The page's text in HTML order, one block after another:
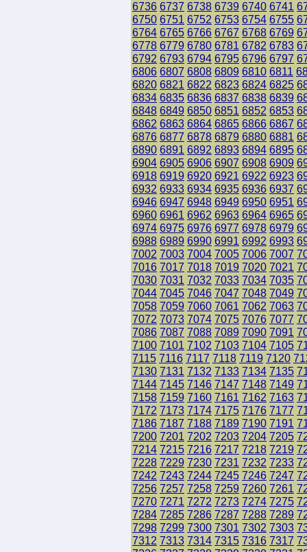
6736 6737 6738 6739 6740 6741
6750 6751 6752 6753 6754 6755
6764 6765 6766 6767 6768 6769
6778 6779 6780 6781 6782 6783
6792 6793 6794 6795 6796 6797
6806 6807 6808 6809 6810 6811
6820 6821 6822 6823 6824 6825
6834 6835 6836 6837 6838 6839
6848 6849 6850 6851 6852 6853
6862 6863 6864 6865 6866 6867
6876 6877 6878 6879 6880 6881
6890 6891 6892 6893 6894 6895
6904 6905 6906 6907 6908 6909
6918 6919 6920 6921 6922 6923
6932 6933 6934 6935 6936 6937
6946 6947 6948 6949 6950 6951
6960 6961 6962 6963 6964 6965
6974 6975 6976 6977 6978 6979
6988 6989 6990 6991 6992 6993
7002 7003 7004 7005 7006 7007
7016 7017 7018 7019 7020 7021
7030 7031 7032 7033 7034 7035
7044 7045 7046 7047 7048 7049
7058 7059 7060 7061 7062 7063
7072 7073 7074 7075 7076 7077
7086 7087 7088 7089 7090 7091
7100 7101 7102 7103 7104 7105
7115 7116 7117 7118 7119 7120
7130 7131 7132 7133 7134 7135
7144 7145 7146 7147 7148 7149
7158 7159 7160 7161 7162 7163
7172 7173 7174 7175 7176 7177
7186 7187 7188 7189 7190 7191
7200 7201 7202 7203 7204 7205
7214 7215 7216 7217 7218 7219
7228 7229 7230 7231 7232 7233
7242 7243 7244 7245 7246 7247
7256 7257 7258 7259 7260 7261
7270 7271 7272 7273 7274 7275
7284 7285 7286 7287 7288 7289
7298 7299 7300 7301 7302 7303
7312 7313 7314 7315 7316 7317